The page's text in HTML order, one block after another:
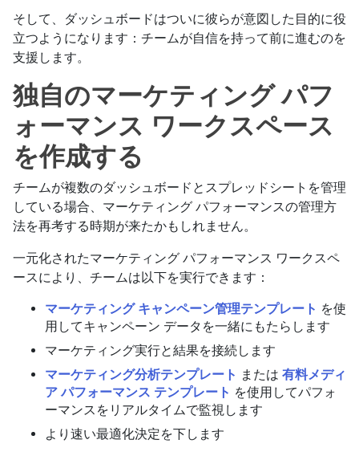
そして、ダッシュボードはついに彼らが意図した目的に役
立つようになります：チームが自信を持って前に進むのを
支援します。
独自のマーケティング パフ
ォーマンス ワークスペース
を作成する
チームが複数のダッシュボードとスプレッドシートを管理
している場合、マーケティング パフォーマンスの管理方
法を再考する時期が来たかもしれません。
一元化されたマーケティング パフォーマンス ワークスペ
ースにより、チームは以下を実行できます：
マーケティング キャンペーン管理テンプレート を使
用してキャンペーン データを一緒にもたらします
マーケティング実行と結果を接続します
マーケティング分析テンプレート または 有料メディ
ア パフォーマンス テンプレート を使用してパフォ
ーマンスをリアルタイムで監視します
より速い最適化決定を下します